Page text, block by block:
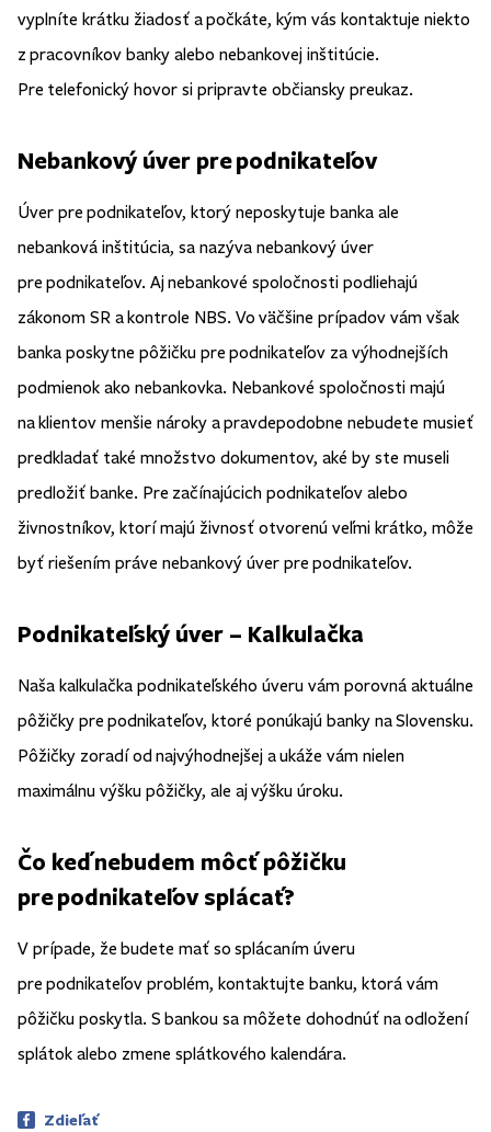
vyplníte krátku žiadosť a počkáte, kým vás kontaktuje niekto
z pracovníkov banky alebo nebankovej inštitúcie.
Pre telefonický hovor si pripravte občiansky preukaz.
Nebankový úver pre podnikateľov
Úver pre podnikateľov, ktorý neposkytuje banka ale
nebanková inštitúcia, sa nazýva nebankový úver
pre podnikateľov. Aj nebankové spoločnosti podliehajú
zákonom SR a kontrole NBS. Vo väčšine prípadov vám však
banka poskytne pôžičku pre podnikateľov za výhodnejších
podmienok ako nebankovka. Nebankové spoločnosti majú
na klientov menšie nároky a pravdepodobne nebudete musieť
predkladať také množstvo dokumentov, aké by ste museli
predložiť banke. Pre začínajúcich podnikateľov alebo
živnostníkov, ktorí majú živnosť otvorenú veľmi krátko, môže
byť riešením práve nebankový úver pre podnikateľov.
Podnikateľský úver – Kalkulačka
Naša kalkulačka podnikateľského úveru vám porovná aktuálne
pôžičky pre podnikateľov, ktoré ponúkajú banky na Slovensku.
Pôžičky zoradí od najvýhodnejšej a ukáže vám nielen
maximálnu výšku pôžičky, ale aj výšku úroku.
Čo keď nebudem môcť pôžičku
pre podnikateľov splácať?
V prípade, že budete mať so splácaním úveru
pre podnikateľov problém, kontaktujte banku, ktorá vám
pôžičku poskytla. S bankou sa môžete dohodnúť na odložení
splátok alebo zmene splátkového kalendára.
Zdieľať